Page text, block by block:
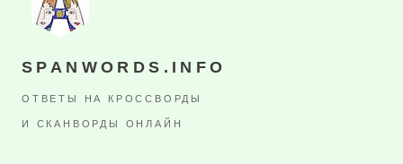
SPANWORDS.INFO
ОТВЕТЫ НА КРОССВОРДЫ
И СКАНВОРДЫ ОНЛАЙН